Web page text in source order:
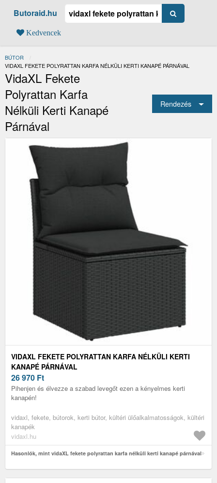
Butoraid.hu
Kedvencek
BÚTOR
JELENLEGI:
VIDAXL FEKETE POLYRATTAN KARFA NÉLKÜLI KERTI KANAPÉ PÁRNÁVAL
VidaXL Fekete
Polyrattan Karfa
Nélküli Kerti Kanapé
Párnával
Rendezés
VIDAXL FEKETE POLYRATTAN KARFA NÉLKÜLI KERTI
KANAPÉ PÁRNÁVAL
26 970 Ft
Pihenjen és élvezze a szabad levegőt ezen a kényelmes kerti
kanapén!
vidaxl, fekete, bútorok, kerti bútor, kültéri ülőalkalmatosságok, kültéri
kanapék
vidaxl.hu
Hasonlók, mint vidaXL fekete polyrattan karfa nélküli kerti kanapé párnával